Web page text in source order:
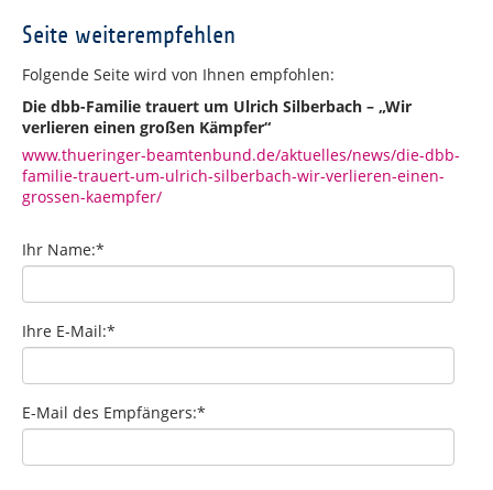
Seite weiterempfehlen
Folgende Seite wird von Ihnen empfohlen:
Die dbb-Familie trauert um Ulrich Silberbach – „Wir
verlieren einen großen Kämpfer“
www.thueringer-beamtenbund.de/aktuelles/news/die-dbb-
familie-trauert-um-ulrich-silberbach-wir-verlieren-einen-
grossen-kaempfer/
Ihr Name:*
Ihre E-Mail:*
E-Mail des Empfängers:*